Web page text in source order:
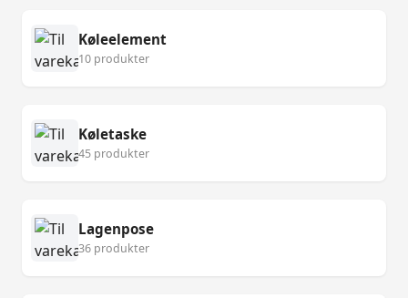
Køleelement
10 produkter
Køletaske
45 produkter
Lagenpose
36 produkter